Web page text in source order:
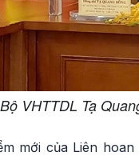
VHTTDL Tạ
mới của Liên